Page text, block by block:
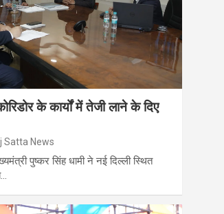
के कार्यों में तेजी लाने के दिए
Satta News
पुष्कर सिंह धामी ने नई दिल्ली स्थित